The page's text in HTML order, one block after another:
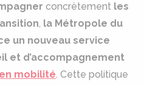
concrètement les
, la Métropole du
un nouveau service
et d’accompagnement
mobilité. Cette politique